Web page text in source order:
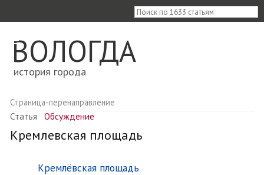
ВОЛОГДА
история города
≡
Страница-перенаправление
Статья Обсуждение
Кремлевская площадь
Кремлёвская площадь